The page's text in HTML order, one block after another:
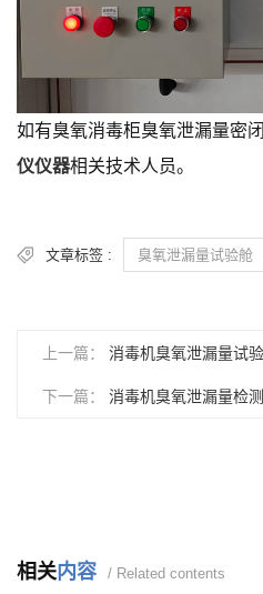
如有臭氧消毒柜臭氧泄漏量密
仪仪器相关技术人员。
文章标签 : 臭氧泄漏量试验舱
上一篇： 消毒机臭氧泄漏量试
下一篇： 消毒机臭氧泄漏量检测试验
相关内容 / Related contents